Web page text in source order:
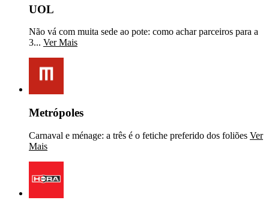
UOL
Não vá com muita sede ao pote: como achar parceiros para a
3... Ver Mais
Metrópoles
Carnaval e ménage: a três é o fetiche preferido dos foliões Ver
Mais